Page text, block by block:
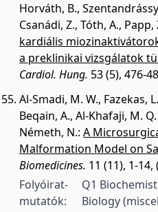
Horváth, B.,
Csanádi, Z., Tóth, A., Papp,
kardiális
a preklinikai vizsgálatok
Cardiol. Hung. 53 (5), 476-
Al-Smadi, M. W., Fazekas, L.
Beqain, A., Al-Khafaji, M.
Németh, N.: A
Malformation Model on
Biomedicines. 11 (11), 1-
Folyóirat-
mutatók:
Q1
Biology